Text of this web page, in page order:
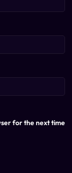
for the next time